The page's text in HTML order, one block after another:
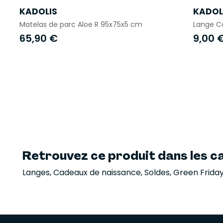
KADOLIS
Matelas de parc Aloe R 95x75x5 cm
65,90 €
Lange
9,00
Retrouvez ce produit dans les
Langes,Cadeaux de naissance,Soldes,Green